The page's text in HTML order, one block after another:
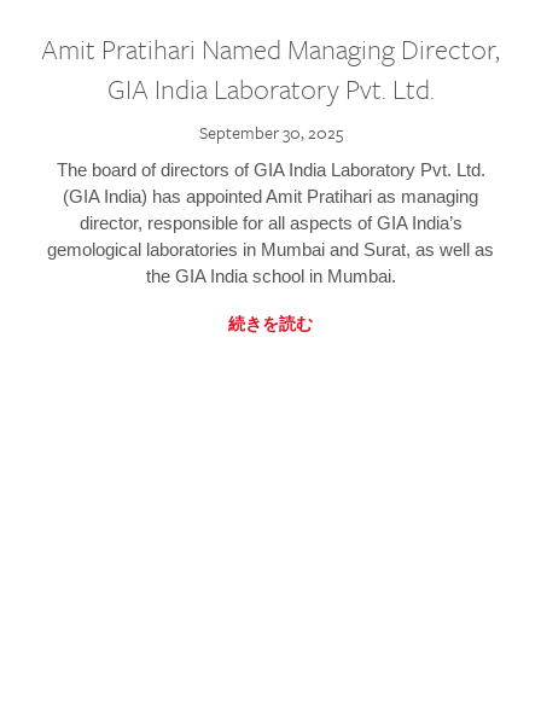
Amit Pratihari Named Managing Director,
GIA India Laboratory Pvt. Ltd.
September 30, 2025
The board of directors of GIA India Laboratory Pvt. Ltd.
(GIA India) has appointed Amit Pratihari as managing
director, responsible for all aspects of GIA India’s
gemological laboratories in Mumbai and Surat, as well as
the GIA India school in Mumbai.
続きを読む